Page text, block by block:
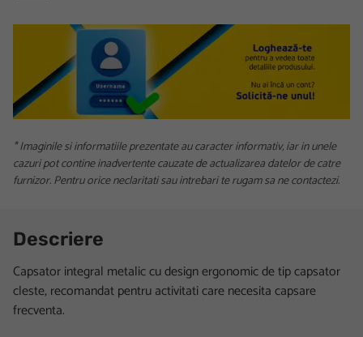
* Imaginile si informatiile prezentate au caracter informativ, iar in unele
cazuri pot contine inadvertente cauzate de actualizarea datelor de catre
furnizor. Pentru orice neclaritati sau intrebari te rugam sa ne contactezi.
Descriere
Capsator integral metalic cu design ergonomic de tip capsator
cleste, recomandat pentru activitati care necesita capsare
frecventa.